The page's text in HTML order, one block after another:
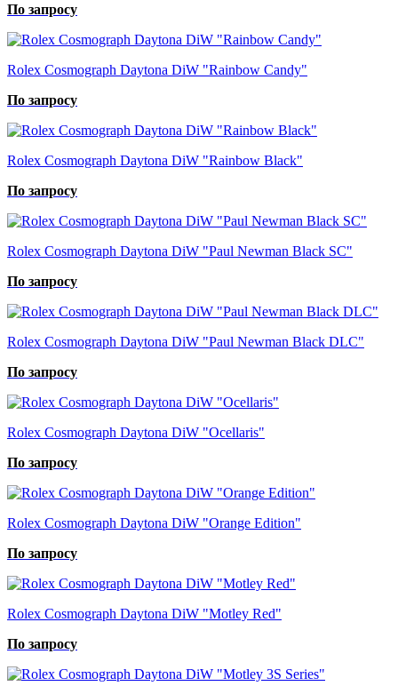
По запросу
Rolex Cosmograph Daytona DiW "Rainbow Candy"
По запросу
Rolex Cosmograph Daytona DiW "Rainbow Black"
По запросу
Rolex Cosmograph Daytona DiW "Paul Newman Black SC"
По запросу
Rolex Cosmograph Daytona DiW "Paul Newman Black DLC"
По запросу
Rolex Cosmograph Daytona DiW "Ocellaris"
По запросу
Rolex Cosmograph Daytona DiW "Orange Edition"
По запросу
Rolex Cosmograph Daytona DiW "Motley Red"
По запросу